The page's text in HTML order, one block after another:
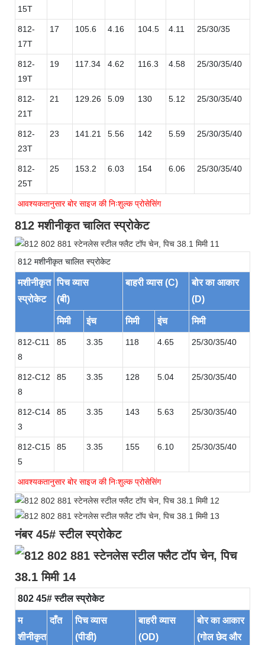
15T
812-
17T
17 105.6 4.16 104.5 4.11 25/30/35
812-
19T
19 117.34 4.62 116.3 4.58 25/30/35/40
812-
21T
21 129.26 5.09 130 5.12 25/30/35/40
812-
23T
23 141.21 5.56 142 5.59 25/30/35/40
812-
25T
25 153.2 6.03 154 6.06 25/30/35/40
आवश्यकतानुसार बोर साइज की निःशुल्क प्रोसेसिंग
812 मशीनीकृत चालित स्प्रोकेट
812 मशीनीकृत चालित स्प्रोकेट
मशीनीकृत
स्प्रोकेट
पिच व्यास
(बी)
बाहरी व्यास (C)
बोर का आकार
(D)
मिमी इंच मिमी इंच मिमी
812-C11
8
85 3.35 118 4.65 25/30/35/40
812-C12
8
85 3.35 128 5.04 25/30/35/40
812-C14
3
85 3.35 143 5.63 25/30/35/40
812-C15
5
85 3.35 155 6.10 25/30/35/40
आवश्यकतानुसार बोर साइज की निःशुल्क प्रोसेसिंग
नंबर 45# स्टील स्प्रोकेट
802 45# स्टील स्प्रोकेट
म
शीनीकृत
दाँत
पिच व्यास
(पीडी)
बाहरी व्यास
(OD)
बोर का आकार
(गोल छेद और